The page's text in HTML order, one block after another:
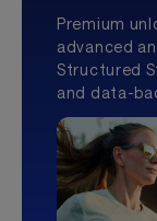
Premium
advanced
Structured
and data-